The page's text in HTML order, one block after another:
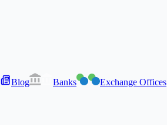
Blog Banks Exchange Offices